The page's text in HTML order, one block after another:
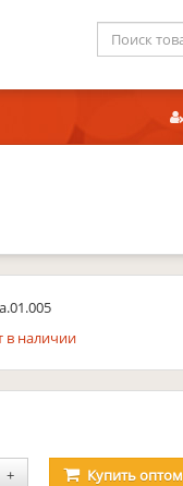
в наличии
+ Купитьоптом